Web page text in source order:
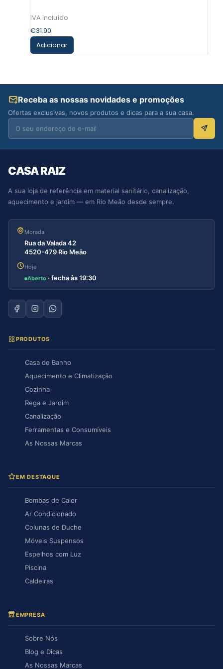
€31.90
Adicionar
Receba as nossas novidades e promoções
Ofertas exclusivas, novos produtos e dicas para a sua casa.
CASA RAIZ
A sua loja de referência em material sanitário, canalização,
aquecimento e jardim — em Rio Meão desde sempre.
Morada
Rua da Valada 42
4520-479 Rio Meão
Hoje
Aberto · fecha às 19:30
PRODUTOS
Casa de Banho
Aquecimento e Climatização
Cozinha
Rega e Jardim
Canalização
Ferramentas e Consumíveis
As Nossas Marcas
EM DESTAQUE
Bombas de Calor
Ar Condicionado
Colunas de Duche
Móveis Suspensos
Espelhos com Luz
Piscina
Caldeiras
EMPRESA
Sobre Nós
Blog e Dicas
As Nossas Marcas